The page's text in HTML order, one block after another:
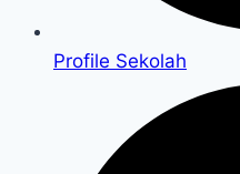
Profile Sekolah